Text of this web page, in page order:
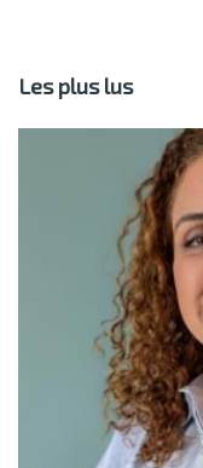
Les plus lus